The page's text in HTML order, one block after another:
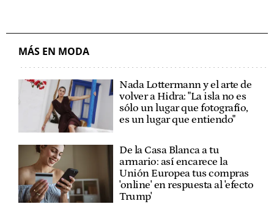
MÁS EN MODA
Nada Lottermann y el arte de
volver a Hidra: "La isla no es
sólo un lugar que fotografío,
es un lugar que entiendo"
De la Casa Blanca a tu
armario: así encarece la
Unión Europea tus compras
'online' en respuesta al 'efecto
Trump'